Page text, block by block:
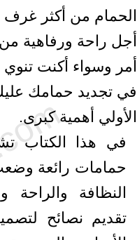
الحمام من أكثر
أجل راحة ورفاهية
أمر وسواء أكنت
في تجديد حمامك
الأولي أهمية كبرى.
في هذا الكتاب
حمامات رائعة
النظافة
تقديم نصائح